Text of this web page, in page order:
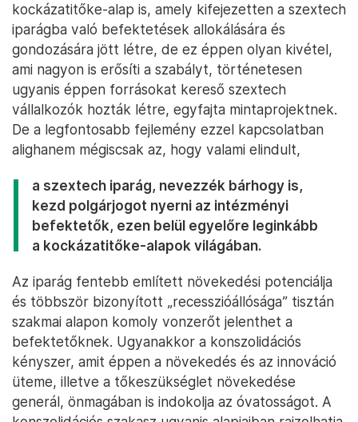
kockázatitőke-alap is, amely kifejezetten a szextech
iparágba való befektetések allokálására és
gondozására jött létre, de ez éppen olyan kivétel,
ami nagyon is erősíti a szabályt, történetesen
ugyanis éppen forrásokat kereső szextech
vállalkozók hozták létre, egyfajta mintaprojektnek.
De a legfontosabb fejlemény ezzel kapcsolatban
alighanem mégiscsak az, hogy valami elindult,
a szextech iparág, nevezzék bárhogy is,
kezd polgárjogot nyerni az intézményi
befektetők, ezen belül egyelőre leginkább
a kockázatitőke-alapok világában.
Az iparág fentebb említett növekedési potenciálja
és többször bizonyított „recesszióállósága” tisztán
szakmai alapon komoly vonzerőt jelenthet a
befektetőknek. Ugyanakkor a konszolidációs
kényszer, amit éppen a növekedés és az innováció
üteme, illetve a tőkeszükséglet növekedése
generál, önmagában is indokolja az óvatosságot. A